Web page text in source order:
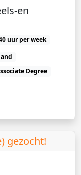
en
uur per week
Degree
gezocht!